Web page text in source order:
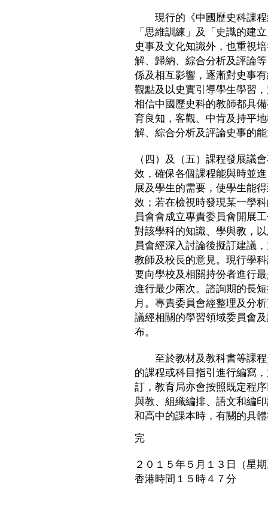
現行的《中國歷史科課程
「思維訓練」及「史識的建
史事及文化知識外，也重視
解、歸納、綜合分析及評論
係及相互影響，逐漸對史事
觀點及以史實引導學生學習
相信中國歷史科的教師都具
育良知，客觀、中肯及持平
解、綜合分析及評論史事的
（四）及（五）課程發展議
效，確保各個課程能與時並
展及學生的需要，使學生能
效；若在檢視時發現某一學
員會會成立專責委員會開展
對該學科的知識、學與教，
員會經深入討論後擬訂建議
教師及校長的意見。現行學
要向學校及相關持份者進行
進行最少兩次。諮詢期的長
月。專責委員會經整理及分
議經相關的學習領域委員會
布。
至於教材及教科書等課程
的課程或科目指引進行編寫
訂，教育局亦會按照既定程
與教、組織編排、語文和編
和高中的課本時，有關的具
完
２０１５年５月１３日（星
香港時間１５時４７分